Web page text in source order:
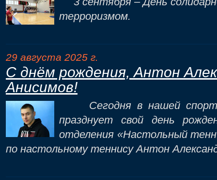
терроризмом.
29 августа 2025 г.
С днём рождения, Антон
Анисимов!
Сегодня в нашей
празднует свой день
отделения «Настольный
по настольному теннису Антон